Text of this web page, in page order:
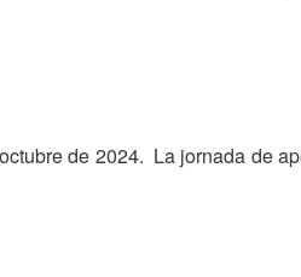
de 2024. La jornada de